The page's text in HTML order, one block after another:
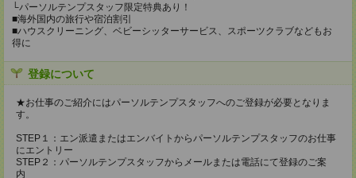
└パーソルテンプスタッフ限定特典あり！
■海外国内の旅行や宿泊割引
■ハウスクリーニング、ベビーシッターサービス、スポーツクラブなどもお
得に
登録について
★お仕事のご紹介にはパーソルテンプスタッフへのご登録が必要となりま
す。
STEP１：エン派遣またはエンバイトからパーソルテンプスタッフのお仕事
にエントリー
STEP２：パーソルテンプスタッフからメールまたは電話にて登録のご案
内